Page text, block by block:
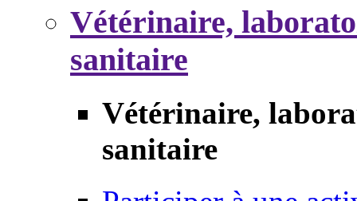
Vétérinaire,
sanitaire
Vétérinaire,
sanitaire